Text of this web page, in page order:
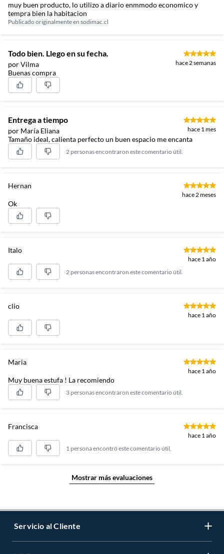
muy buen producto, lo utilizo a diario enmmodo economico y
tempra bien la habitacion
Publicado originalmente en sodimac.cl
Todo bien. Llego en su fecha.
por Vilma hace 2 semanas
Buenas compra
Entrega a tiempo
por María Eliana hace 1 mes
Tamaño ideal, calienta perfecto un buen espacio me encanta
2 personas encontraron este comentario útil.
Hernan
hace 2 meses
Ok
Italo
hace 1 año
2 personas encontraron este comentario útil.
clio
hace 1 año
Maria
hace 1 año
Muy buena estufa ! La recomiendo
3 personas encontraron este comentario útil.
Francisca
hace 1 año
1 persona encontró este comentario útil.
Mostrar más evaluaciones
Servicio al Cliente